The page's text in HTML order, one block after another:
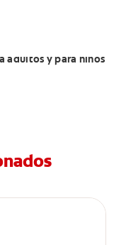
adultos y para niños